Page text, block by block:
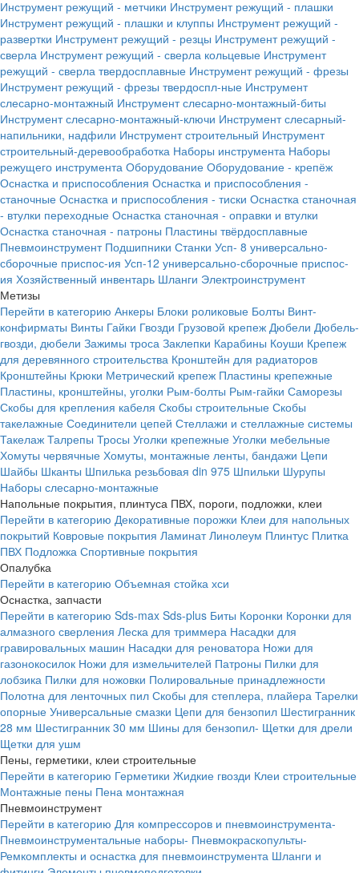
Инструмент режущий - метчики Инструмент режущий - плашки
Инструмент режущий - плашки и клуппы Инструмент режущий -
развертки Инструмент режущий - резцы Инструмент режущий -
сверла Инструмент режущий - сверла кольцевые Инструмент
режущий - сверла твердосплавные Инструмент режущий - фрезы
Инструмент режущий - фрезы твердоспл-ные Инструмент
слесарно-монтажный Инструмент слесарно-монтажный-биты
Инструмент слесарно-монтажный-ключи Инструмент слесарный-
напильники, надфили Инструмент строительный Инструмент
строительный-деревообработка Наборы инструмента Наборы
режущего инструмента Оборудование Оборудование - крепёж
Оснастка и приспособления Оснастка и приспособления -
станочные Оснастка и приспособления - тиски Оснастка станочная
- втулки переходные Оснастка станочная - оправки и втулки
Оснастка станочная - патроны Пластины твёрдосплавные
Пневмоинструмент Подшипники Станки Усп- 8 универсально-
сборочные приспос-ия Усп-12 универсально-сборочные приспос-
ия Хозяйственный инвентарь Шланги Электроинструмент
Метизы
Перейти в категорию Анкеры Блоки роликовые Болты Винт-
конфирматы Винты Гайки Гвозди Грузовой крепеж Дюбели Дюбель-
гвозди, дюбели Зажимы троса Заклепки Карабины Коуши Крепеж
для деревянного строительства Кронштейн для радиаторов
Кронштейны Крюки Метрический крепеж Пластины крепежные
Пластины, кронштейны, уголки Рым-болты Рым-гайки Саморезы
Скобы для крепления кабеля Скобы строительные Скобы
такелажные Соединители цепей Стеллажи и стеллажные системы
Такелаж Талрепы Тросы Уголки крепежные Уголки мебельные
Хомуты червячные Хомуты, монтажные ленты, бандажи Цепи
Шайбы Шканты Шпилька резьбовая din 975 Шпильки Шурупы
Наборы слесарно-монтажные
Напольные покрытия, плинтуса ПВХ, пороги, подложки, клеи
Перейти в категорию Декоративные порожки Клеи для напольных
покрытий Ковровые покрытия Ламинат Линолеум Плинтус Плитка
ПВХ Подложка Спортивные покрытия
Опалубка
Перейти в категорию Объемная стойка хси
Оснастка, запчасти
Перейти в категорию Sds-max Sds-plus Биты Коронки Коронки для
алмазного сверления Леска для триммера Насадки для
гравировальных машин Насадки для реноватора Ножи для
газонокосилок Ножи для измельчителей Патроны Пилки для
лобзика Пилки для ножовки Полировальные принадлежности
Полотна для ленточных пил Скобы для степлера, плайера Тарелки
опорные Универсальные смазки Цепи для бензопил Шестигранник
28 мм Шестигранник 30 мм Шины для бензопил- Щетки для дрели
Щетки для ушм
Пены, герметики, клеи строительные
Перейти в категорию Герметики Жидкие гвозди Клеи строительные
Монтажные пены Пена монтажная
Пневмоинструмент
Перейти в категорию Для компрессоров и пневмоинструмента-
Пневмоинструментальные наборы- Пневмокраскопульты-
Ремкомплекты и оснастка для пневмоинструмента Шланги и